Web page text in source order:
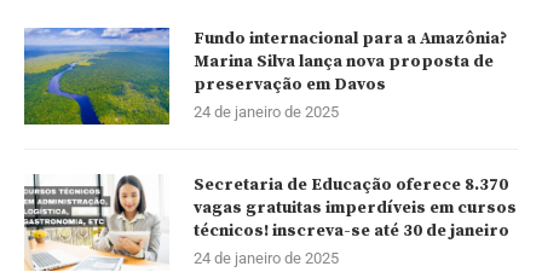
Fundo internacional para a Amazônia?
Marina Silva lança nova proposta de
preservação em Davos
24 de janeiro de 2025
Secretaria de Educação oferece 8.370
vagas gratuitas imperdíveis em cursos
técnicos! inscreva-se até 30 de janeiro
24 de janeiro de 2025